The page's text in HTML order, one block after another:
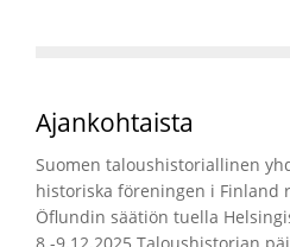
Ajankohtaista
Suomen taloushistoriallinen
historiska föreningen i Finland
Öflundin säätiön tuella